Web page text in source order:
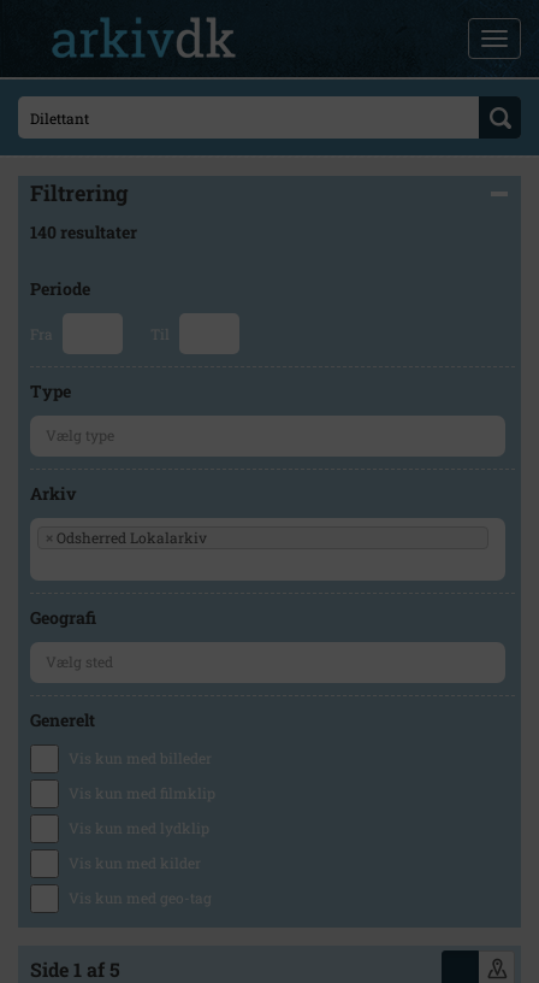
Filtrering
140 resultater
Periode
Fra Til
Type
Arkiv
× Odsherred Lokalarkiv
Geografi
Generelt
Vis kun med billeder
Vis kun med filmklip
Vis kun med lydklip
Vis kun med kilder
Vis kun med geo-tag
Side 1 af 5